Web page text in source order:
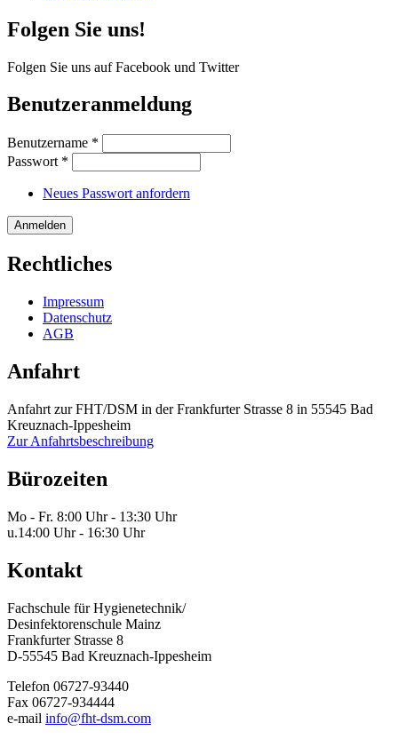
Folgen Sie uns!
Folgen Sie uns auf Facebook und Twitter
Benutzeranmeldung
Benutzername *
Passwort *
Neues Passwort anfordern
Rechtliches
Impressum
Datenschutz
AGB
Anfahrt
Anfahrt zur FHT/DSM in der Frankfurter Strasse 8 in 55545 Bad
Kreuznach-Ippesheim
Zur Anfahrtsbeschreibung
Bürozeiten
Mo - Fr. 8:00 Uhr - 13:30 Uhr
u.14:00 Uhr - 16:30 Uhr
Kontakt
Fachschule für Hygienetechnik/
Desinfektorenschule Mainz
Frankfurter Strasse 8
D-55545 Bad Kreuznach-Ippesheim
Telefon 06727-93440
Fax 06727-934444
e-mail info@fht-dsm.com